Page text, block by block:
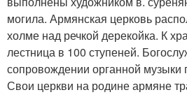
могила. Армянская церковь
холме над речкой дерекойка. К
лестница в 100 ступеней.
сопровождении органной музыки
Свои церкви на родине армяне